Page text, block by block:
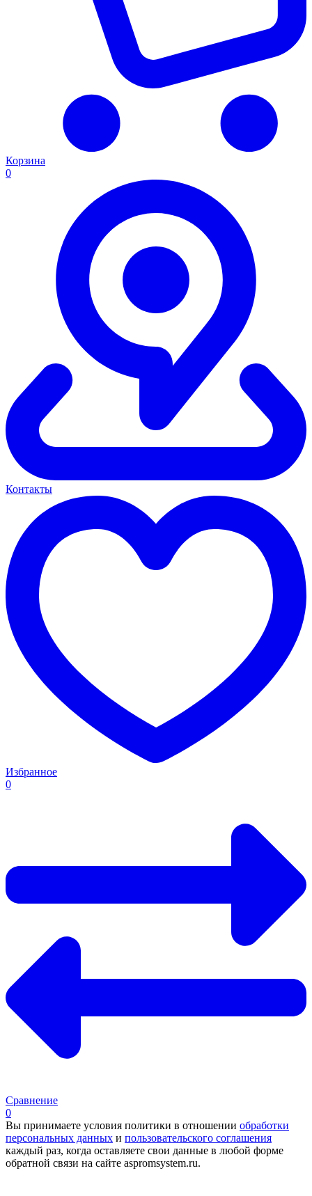
Корзина
0
Контакты
Избранное
0
Сравнение
0
Вы принимаете условия политики в отношении обработки
персональных данных и пользовательского соглашения
каждый раз, когда оставляете свои данные в любой форме
обратной связи на сайте aspromsystem.ru.